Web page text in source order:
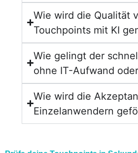
Wie wird die Qualität
Touchpoints mit KI
Wie gelingt der
ohne IT-Aufwand
Wie wird die
Einzelanwendern